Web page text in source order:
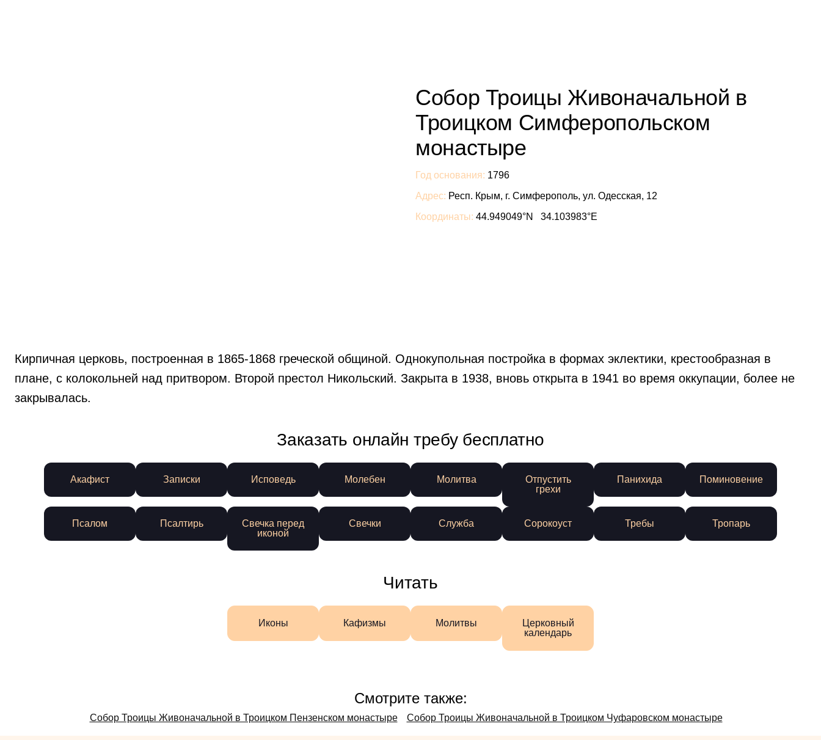
Собор Троицы Живоначальной в
Троицком Симферопольском
монастыре
Год основания: 1796
Адрес: Респ. Крым, г. Симферополь, ул. Одесская, 12
Координаты: 44.949049°N 34.103983°E
Кирпичная церковь, построенная в 1865-1868 греческой общиной. Однокупольная постройка в формах эклектики, крестообразная в
плане, с колокольней над притвором. Второй престол Никольский. Закрыта в 1938, вновь открыта в 1941 во время оккупации, более не
закрывалась.
Заказать онлайн требу бесплатно
Акафист Записки Исповедь Молебен Молитва
Отпустить
грехи
Панихида Поминовение
Псалом Псалтирь
Свечка перед
иконой
Свечки Служба Сорокоуст Требы Тропарь
Читать
Иконы Кафизмы Молитвы
Церковный
календарь
Смотрите также:
Собор Троицы Живоначальной в Троицком Пензенском монастыре Собор Троицы Живоначальной в Троицком Чуфаровском монастыре